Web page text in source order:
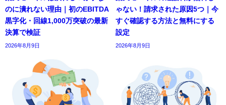
のに潰れない理由｜初のEBITDA
黒字化・回線1,000万突破の最新
決算で検証
2026年8月9日
ゃない！請求された原因5つ｜今
すぐ確認する方法と無料にする
設定
2026年8月9日